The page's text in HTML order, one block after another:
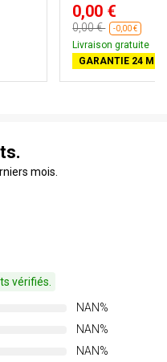
0,00 €
0,00 € -0,00 €
Livraison gratuite
GARANTIE 24
mois.
vérifiés.
NAN%
NAN%
NAN%